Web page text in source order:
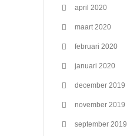
april 2020
maart 2020
februari 2020
januari 2020
december 2019
november 2019
september 2019